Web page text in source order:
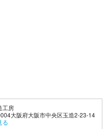
工房
大阪府大阪市中央区玉造2-23-14
る